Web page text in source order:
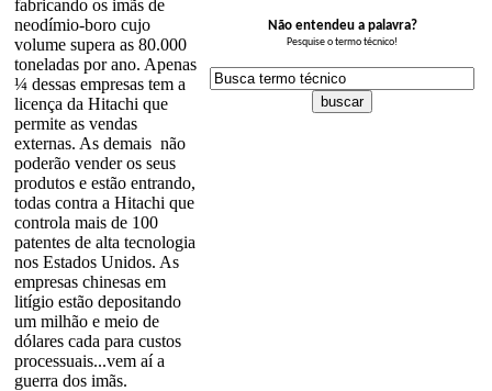
fabricando os imãs de
neodímio-boro cujo
volume supera as 80.000
toneladas por ano. Apenas
¼ dessas empresas tem a
licença da Hitachi que
permite as vendas
externas. As demais não
poderão vender os seus
produtos e estão entrando,
todas contra a Hitachi que
controla mais de 100
patentes de alta tecnologia
nos Estados Unidos. As
empresas chinesas em
litígio estão depositando
um milhão e meio de
dólares cada para custos
processuais...vem aí a
guerra dos imãs.
Não entendeu a palavra?
Pesquise o termo técnico!